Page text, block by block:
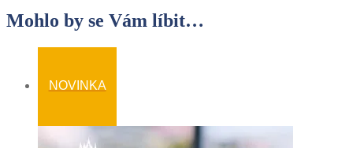
Mohlo by se Vám líbit…
NOVINKA